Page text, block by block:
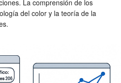
La comprensión de los
del color y la teoría de la